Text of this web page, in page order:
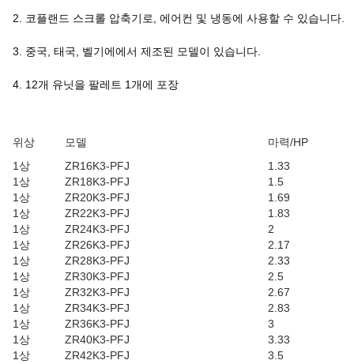
2. 코플랜드 스크롤 압축기로, 에어컨 및 냉동에 사용할 수 있습니다.
3. 중국, 태국, 벨기에에서 제조된 모델이 있습니다.
4. 12개 유닛을 팔레트 1개에 포장
위상 모델
마력/HP
1상
ZR16K3-PFJ
1.33
1상
ZR18K3-PFJ
1.5
1상
ZR20K3-PFJ
1.69
1상
ZR22K3-PFJ
1.83
1상
ZR24K3-PFJ
2
1상
ZR26K3-PFJ
2.17
1상
ZR28K3-PFJ
2.33
1상
ZR30K3-PFJ
2.5
1상
ZR32K3-PFJ
2.67
1상
ZR34K3-PFJ
2.83
1상
ZR36K3-PFJ
3
1상
ZR40K3-PFJ
3.33
1상
ZR42K3-PFJ
3.5